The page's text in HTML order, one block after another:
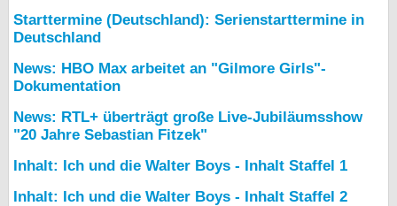
Starttermine (Deutschland): Serienstarttermine in
Deutschland
News: HBO Max arbeitet an "Gilmore Girls"-
Dokumentation
News: RTL+ überträgt große Live-Jubiläumsshow
"20 Jahre Sebastian Fitzek"
Inhalt: Ich und die Walter Boys - Inhalt Staffel 1
Inhalt: Ich und die Walter Boys - Inhalt Staffel 2